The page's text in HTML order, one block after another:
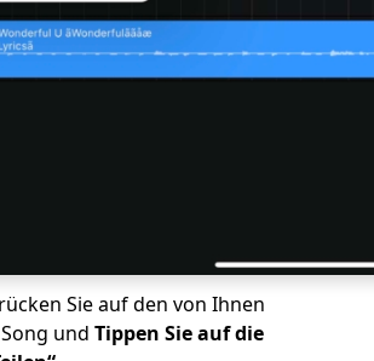
Sie auf den von Ihnen
und Tippen Sie auf die